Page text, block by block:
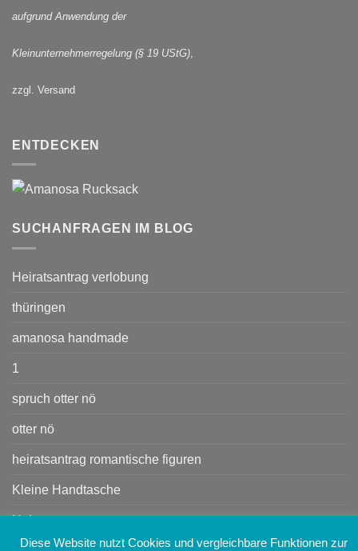
aufgrund Anwendung der
Kleinunternehmerregelung (§ 19 UStG),
zzgl. Versand
ENTDECKEN
SUCHANFRAGEN IM BLOG
Heiratsantrag verlobung
thüringen
amanosa handmade
1
spruch otter nö
otter nö
heiratsantrag romantische figuren
Kleine Handtasche
Heiratsant rag
Diese Website nutzt Cookies und vergleichbare Funktionen zur